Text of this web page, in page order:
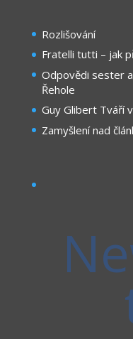
Rozlišování
Fratelli tutti – jak
Odpovědi sester
Řehole
Guy Glibert Tváří
Zamyšlení nad